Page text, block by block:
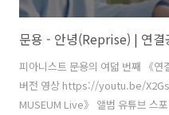
피아니스트 문용의 여덟 번째 《
버전 영상 https://youtu.be/
MUSEUM Live》 앨범 유튜브 스